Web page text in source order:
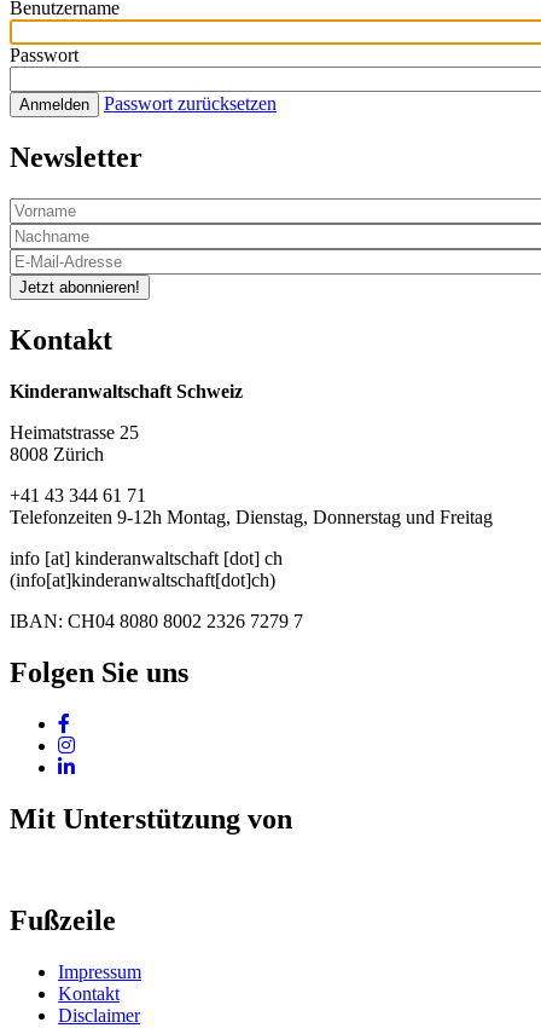
Benutzername
Passwort
Anmelden Passwort zurücksetzen
Newsletter
Jetzt abonnieren!
Kontakt
Kinderanwaltschaft Schweiz
Heimatstrasse 25
8008 Zürich
+41 43 344 61 71
Telefonzeiten 9-12h Montag, Dienstag, Donnerstag und Freitag
info [at] kinderanwaltschaft [dot] ch
(info[at]kinderanwaltschaft[dot]ch)
IBAN: CH04 8080 8002 2326 7279 7
Folgen Sie uns
Mit Unterstützung von
Fußzeile
Impressum
Kontakt
Disclaimer